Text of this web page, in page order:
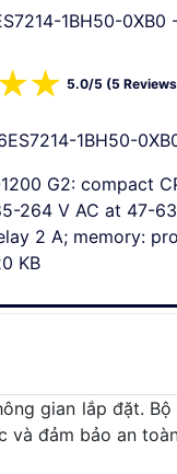
1BH50-0XB0
☆
☆ 5.0/5 (5
1BH50-
G2: compact
264 V AC at 47-
2 A; memory:
KB
gian lắp đặt.
và đảm bảo an